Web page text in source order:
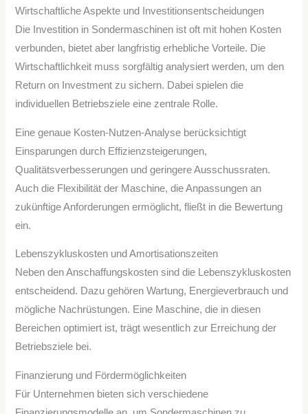
Wirtschaftliche Aspekte und Investitionsentscheidungen
Die Investition in Sondermaschinen ist oft mit hohen Kosten
verbunden, bietet aber langfristig erhebliche Vorteile. Die
Wirtschaftlichkeit muss sorgfältig analysiert werden, um den
Return on Investment zu sichern. Dabei spielen die
individuellen Betriebsziele eine zentrale Rolle.
Eine genaue Kosten-Nutzen-Analyse berücksichtigt
Einsparungen durch Effizienzsteigerungen,
Qualitätsverbesserungen und geringere Ausschussraten.
Auch die Flexibilität der Maschine, die Anpassungen an
zukünftige Anforderungen ermöglicht, fließt in die Bewertung
ein.
Lebenszykluskosten und Amortisationszeiten
Neben den Anschaffungskosten sind die Lebenszykluskosten
entscheidend. Dazu gehören Wartung, Energieverbrauch und
mögliche Nachrüstungen. Eine Maschine, die in diesen
Bereichen optimiert ist, trägt wesentlich zur Erreichung der
Betriebsziele bei.
Finanzierung und Fördermöglichkeiten
Für Unternehmen bieten sich verschiedene